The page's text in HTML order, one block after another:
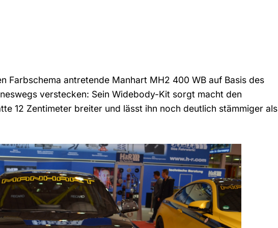
Farbschema antretende Manhart MH2 400 WB auf Basis des
verstecken: Sein Widebody-Kit sorgt macht den
12 Zentimeter breiter und lässt ihn noch deutlich stämmiger als